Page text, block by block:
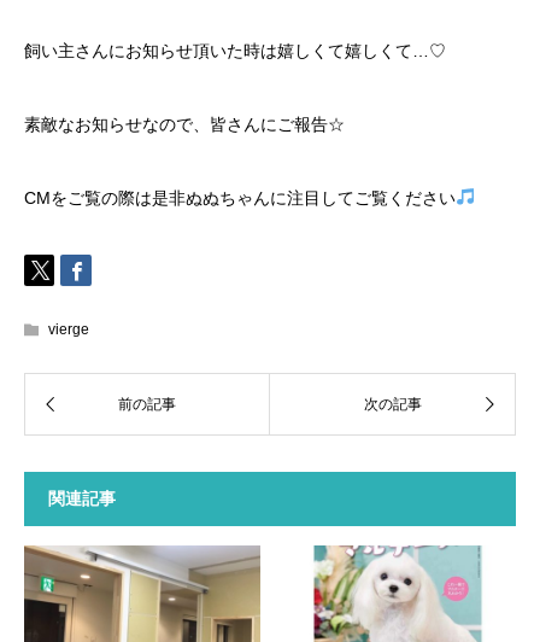
飼い主さんにお知らせ頂いた時は嬉しくて嬉しくて…♡
素敵なお知らせなので、皆さんにご報告☆
CMをご覧の際は是非ぬぬちゃんに注目してご覧ください
vierge
関連記事